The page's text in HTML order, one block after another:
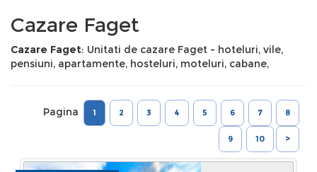
Cazare Faget
Cazare Faget: Unitati de cazare Faget - hoteluri, vile,
pensiuni, apartamente, hosteluri, moteluri, cabane,
Pagina 1 2 3 4 5 6 7 8
9 10 >